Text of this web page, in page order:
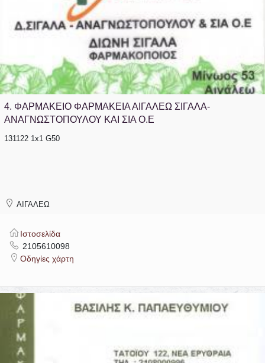
4. ΦΑΡΜΑΚΕΙΟ ΦΑΡΜΑΚΕΙΑ ΑΙΓΑΛΕΩ ΣΙΓΑΛΑ-
ΑΝΑΓΝΩΣΤΟΠΟΥΛΟΥ ΚΑΙ ΣΙΑ Ο.Ε
131122 1x1 G50
ΑΙΓΑΛΕΩ
Ιστοσελίδα
2105610098
Οδηγίες χάρτη